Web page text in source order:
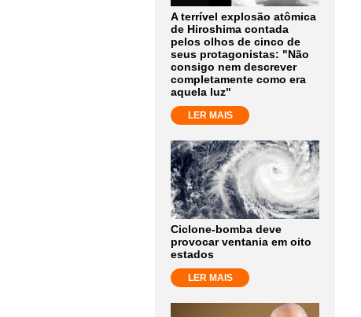
A terrível explosão atômica
de Hiroshima contada
pelos olhos de cinco de
seus protagonistas: "Não
consigo nem descrever
completamente como era
aquela luz"
LER MAIS
Ciclone-bomba deve
provocar ventania em oito
estados
LER MAIS